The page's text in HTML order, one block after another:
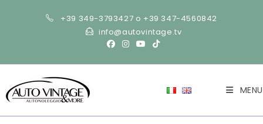
+39 349-3793427 o +39 347-4560842
info@autovintage.tv
MENU